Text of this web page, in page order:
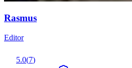
Rasmus
Editor
5.0(7)